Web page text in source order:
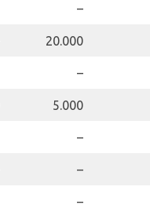
–
20.000
–
5.000
–
–
–